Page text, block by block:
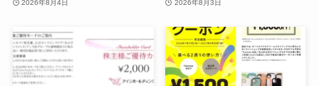
2026年8月4日 2026年8月3日